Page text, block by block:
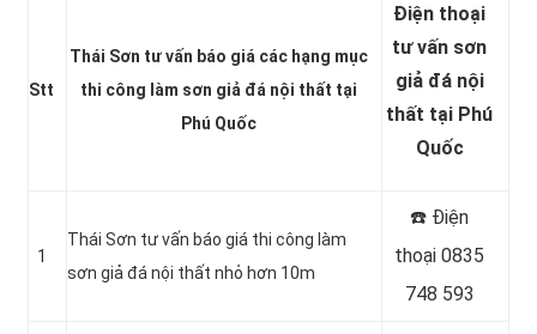
Stt
Thái Sơn tư vấn báo giá các hạng mục
thi công làm sơn giả đá nội thất tại
Phú Quốc
Điện thoại
tư vấn sơn
giả đá nội
thất tại Phú
Quốc
1
Thái Sơn tư vấn báo giá thi công làm
sơn giả đá nội thất nhỏ hơn 10m
☎️ Điện
thoại 0835
748 593